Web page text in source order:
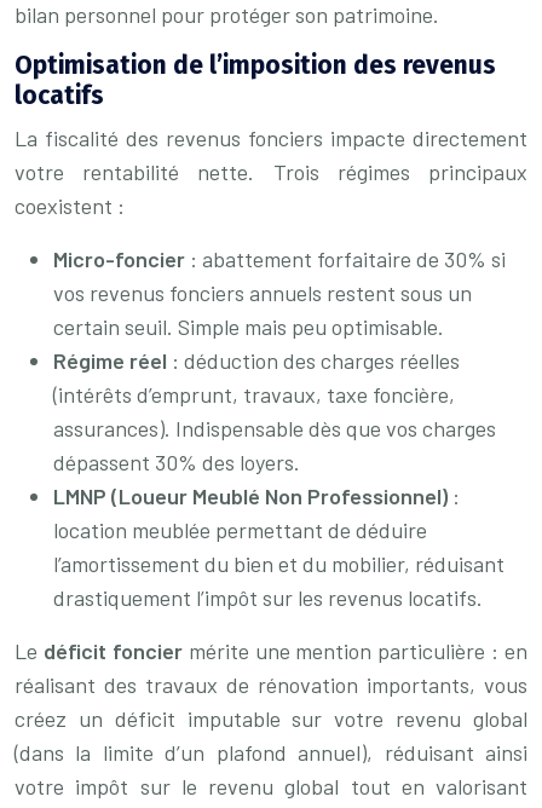
bilan personnel pour protéger son patrimoine.
Optimisation de l’imposition des revenus
locatifs
La fiscalité des revenus fonciers impacte directement
votre rentabilité nette. Trois régimes principaux
coexistent :
Micro-foncier : abattement forfaitaire de 30% si
vos revenus fonciers annuels restent sous un
certain seuil. Simple mais peu optimisable.
Régime réel : déduction des charges réelles
(intérêts d’emprunt, travaux, taxe foncière,
assurances). Indispensable dès que vos charges
dépassent 30% des loyers.
LMNP (Loueur Meublé Non Professionnel) :
location meublée permettant de déduire
l’amortissement du bien et du mobilier, réduisant
drastiquement l’impôt sur les revenus locatifs.
Le déficit fonciermérite une mention particulière : en
réalisant des travaux de rénovation importants, vous
créez un déficit imputable sur votre revenu global
(dans la limite d’un plafond annuel), réduisant ainsi
votre impôt sur le revenu global tout en valorisant